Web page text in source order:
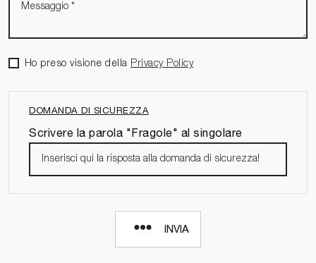
Ho preso visione della Privacy Policy
DOMANDA DI SICUREZZA
Scrivere la parola "Fragole" al singolare
INVIA